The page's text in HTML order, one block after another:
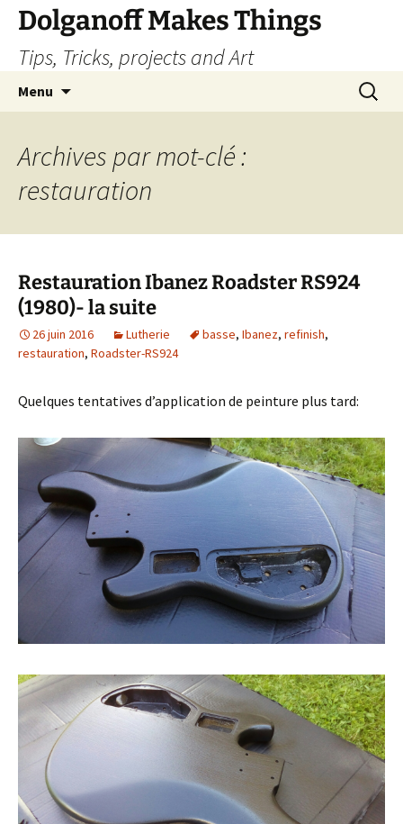
Dolganoff Makes Things
Tips, Tricks, projects and Art
Menu
Archives par mot-clé :
restauration
Restauration Ibanez Roadster RS924
(1980)- la suite
26 juin 2016 Lutherie basse, Ibanez, refinish,
restauration, Roadster-RS924
Quelques tentatives d’application de peinture plus tard: